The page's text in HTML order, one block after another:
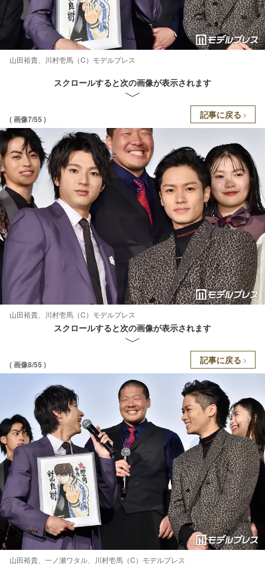
山田裕貴、川村壱馬（C）モデルプレス
スクロールすると次の画像が表示されます
( 画像7/55 ) 記事に戻る
山田裕貴、川村壱馬（C）モデルプレス
スクロールすると次の画像が表示されます
( 画像8/55 ) 記事に戻る
山田裕貴、一ノ瀬ワタル、川村壱馬（C）モデルプレス